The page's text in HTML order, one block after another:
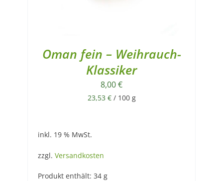
Oman fein – Weihrauch-
Klassiker
8,00€
23,53 €/ 100 g
inkl. 19 % MwSt.
zzgl. Versandkosten
Produkt enthält: 34 g